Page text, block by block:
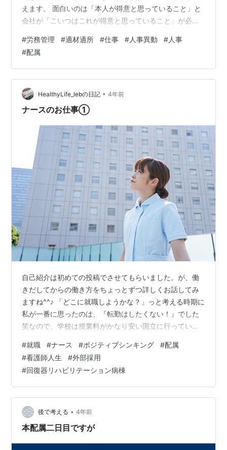
えます。 面白いのは「本人が得意と思っていること」と
会社が「こいつはこれが得意と思っていること」が必ず
程度そつなくこなして「ああ、こいつこれができるん
だ」と思われていても、本人は腹の中で「こんな仕事じ
ゃなくてあんな仕事がしたい」と思っていることもよく
あります。 逆に本人は「お、この仕事楽しい」と思って
いても会社側からすれば「思ったほどじゃないな」とな
ることもあります。この場合会社側としては「異動…
#労務管理 #適材適所 #仕事 #人事異動 #人事
#配属
HealthyLife_lebの日記 • 4年前
ナースのお仕事①
自己紹介は初めての投稿でさせてもらいました。が、働
きだしてからの働き方をちょっとずつ詳しくお話してみ
ますね^^♪ 「どこに就職しようかな？」っと考える時期に
私が一番に思ったのは、『転勤はしたくない！』でした
笑なので、学校は授業料がかなり安い国立に行っていた
た私。でも、先々の事も含めて考えるのって結構大事！
でも、最初の3年は基礎教育のしっかりしている医療機関
🏥の方が何かと良いので、そんな条件に合う病院を探し
てマッチング❤️ はれて私の看護師生活がstartしました👏
※イメージ画像です😊 が、しかし希望の部署への配属は
叶わず🥺(外部採用だったから…
#就職 #ナース #ポジティブシンキング #配属
#看護師人生 #外部採用
#回復器リハビリテーション病棟
後で考える • 4年前
本配属二日目ですが